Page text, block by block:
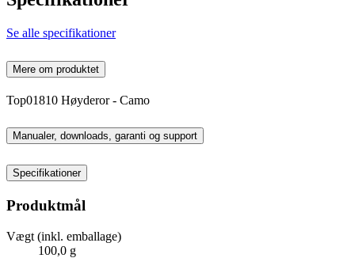
Se alle specifikationer
Mere om produktet
Top01810 Høyderor - Camo
Manualer, downloads, garanti og support
Specifikationer
Produktmål
Vægt (inkl. emballage)
100,0 g